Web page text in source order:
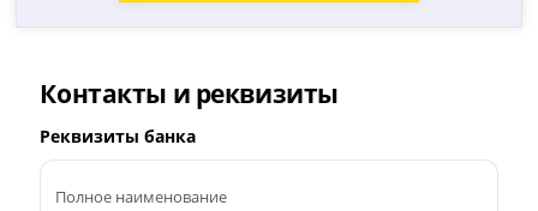
Контакты и реквизиты
Реквизиты банка
Полное наименование